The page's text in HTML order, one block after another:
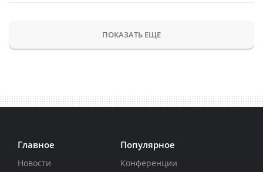
ПОКАЗАТЬ ЕЩЕ
Главное
Новости
Популярное
Конференции